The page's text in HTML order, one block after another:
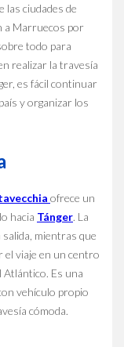
las ciudades de
a Marruecos por
todo para
realizar la travesía
es fácil continuar
y organizar los
ofrece un
hacia Tánger. La
salida, mientras que
el viaje en un centro
Es una
vehículo propio
cómoda.